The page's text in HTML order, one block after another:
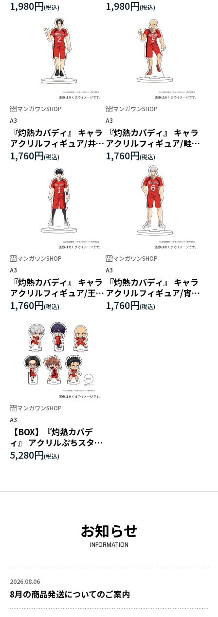
ド
1,980円 1,980円
マンガワンSHOP
A3
『灼熱カバディ』 キャラ
アクリルフィギュア/井浦
慶
1,760円
マンガワンSHOP
A3
『灼熱カバディ』 キャラ
アクリルフィギュア/畦道
相馬
1,760円
マンガワンSHOP
A3
『灼熱カバディ』 キャラ
アクリルフィギュア/王城
正人
1,760円
マンガワンSHOP
A3
『灼熱カバディ』 キャラ
アクリルフィギュア/宵越
竜哉
1,760円
マンガワンSHOP
A3
【BOX】『灼熱カバデ
ィ』 アクリルぷちスタン
ド(ミニキャラ)
5,280円
お知らせ
INFORMATION
2026.08.06
8月の商品発送についてのご案内